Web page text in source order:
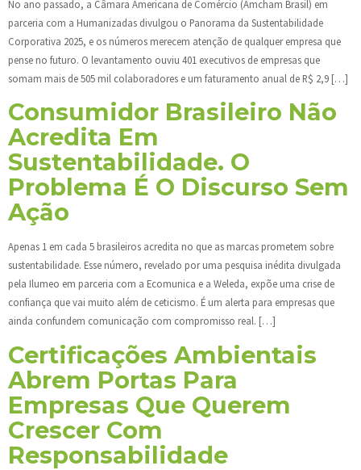
No ano passado, a Câmara Americana de Comércio (Amcham Brasil) em
parceria com a Humanizadas divulgou o Panorama da Sustentabilidade
Corporativa 2025, e os números merecem atenção de qualquer empresa que
pense no futuro. O levantamento ouviu 401 executivos de empresas que
somam mais de 505 mil colaboradores e um faturamento anual de R$ 2,9 […]
Consumidor Brasileiro Não
Acredita Em
Sustentabilidade. O
Problema É O Discurso Sem
Ação
Apenas 1 em cada 5 brasileiros acredita no que as marcas prometem sobre
sustentabilidade. Esse número, revelado por uma pesquisa inédita divulgada
pela Ilumeo em parceria com a Ecomunica e a Weleda, expõe uma crise de
confiança que vai muito além de ceticismo. É um alerta para empresas que
ainda confundem comunicação com compromisso real. […]
Certificações Ambientais
Abrem Portas Para
Empresas Que Querem
Crescer Com
Responsabilidade